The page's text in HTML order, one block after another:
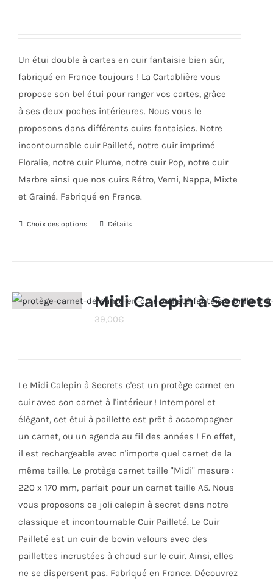
Un étui double à cartes en cuir fantaisie bien sûr,
fabriqué en France toujours ! La Cartablière vous
propose son bel étui pour ranger vos cartes, grâce
à ses deux poches intérieures. Nous vous le
proposons dans différents cuirs fantaisies. Notre
incontournable cuir Pailleté, notre cuir imprimé
Floralie, notre cuir Plume, notre cuir Pop, notre cuir
Marbre ainsi que nos cuirs Rétro, Verni, Nappa, Mixte
et Grainé. Fabriqué en France.
Choix des options
Ce
variations.
Les
sur
page
produit
Détails
Midi Calepin à Secrets
39,00€
Le Midi Calepin à Secrets c'est un protège carnet en
cuir avec son carnet à l'intérieur ! Intemporel et
élégant, cet étui à paillette est prêt à accompagner
un carnet, ou un agenda au fil des années ! En effet,
il est rechargeable avec n'importe quel carnet de la
même taille. Le protège carnet taille "Midi" mesure :
220 x 170 mm, parfait pour un carnet taille A5. Nous
vous proposons ce joli calepin à secret dans notre
classique et incontournable Cuir Pailleté. Le Cuir
Pailleté est un cuir de bovin velours avec des
paillettes incrustées à chaud sur le cuir. Ainsi, elles
ne se dispersent pas. Fabriqué en France. Découvrez